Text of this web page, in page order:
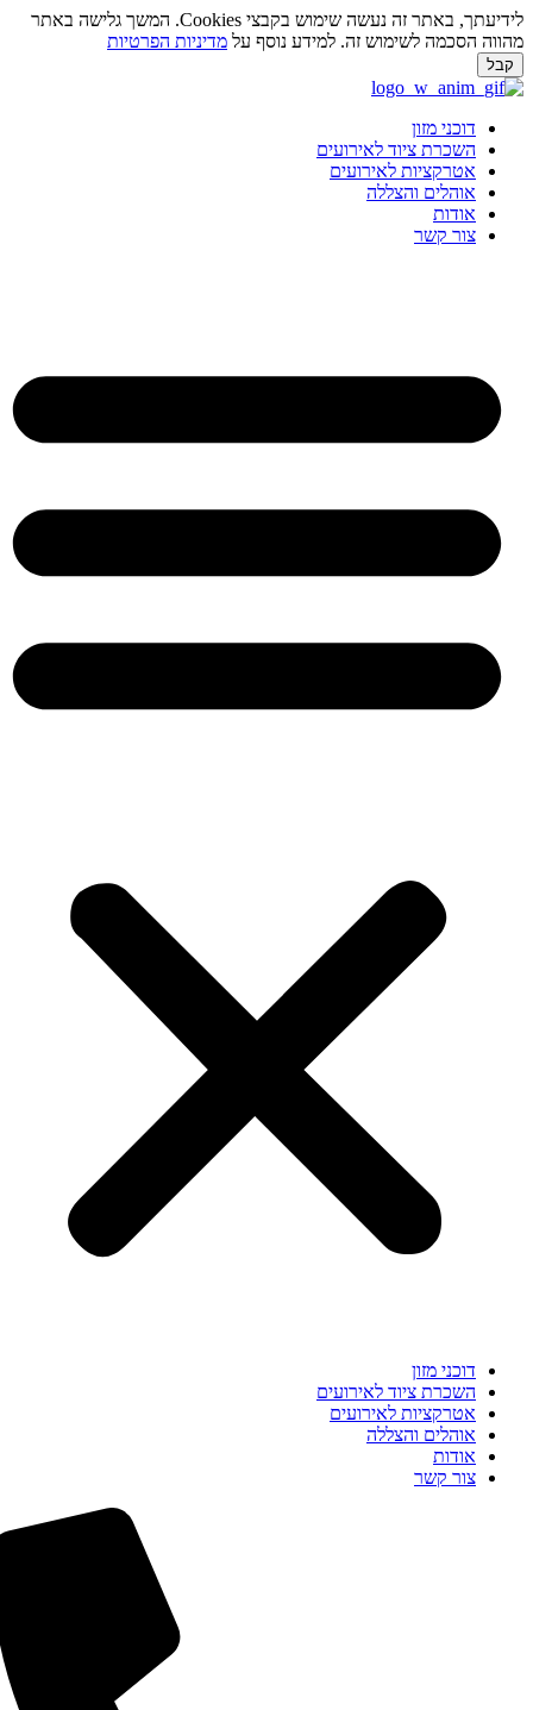
לידיעתך, באתר זה נעשה שימוש בקבצי Cookies. המשך גלישה באתר
הסכמה לשימוש זה. למידע נוסף עלמדיניות הפרטיות
קבל
דוכני מזון
השכרת ציוד לאירועים
אטרקציות לאירועים
אוהלים והצללה
אודות
צור קשר
דוכני מזון
השכרת ציוד לאירועים
אטרקציות לאירועים
אוהלים והצללה
אודות
צור קשר